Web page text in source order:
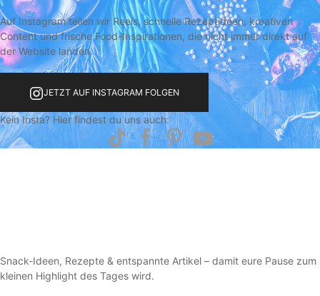
Auf Instagram teilen wir Reels, schnelle Rezeptideen, kreativen
Content und frische Food-Inspirationen, die nicht immer direkt auf
der Website landen.
JETZT AUF INSTAGRAM FOLGEN
Kein Insta? Hier findest du uns auch:
Snack-Ideen, Rezepte & entspannte Artikel – damit eure Pause zum
kleinen Highlight des Tages wird.